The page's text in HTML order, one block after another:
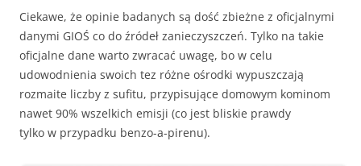
Ciekawe, że opinie badanych są dość zbieżne z oficjalnymi
danymi GIOŚ co do źródeł zanieczyszczeń. Tylko na takie
oficjalne dane warto zwracać uwagę, bo w celu
udowodnienia swoich tez różne ośrodki wypuszczają
rozmaite liczby z sufitu, przypisujące domowym kominom
nawet 90% wszelkich emisji (co jest bliskie prawdy
tylko w przypadku benzo-a-pirenu).